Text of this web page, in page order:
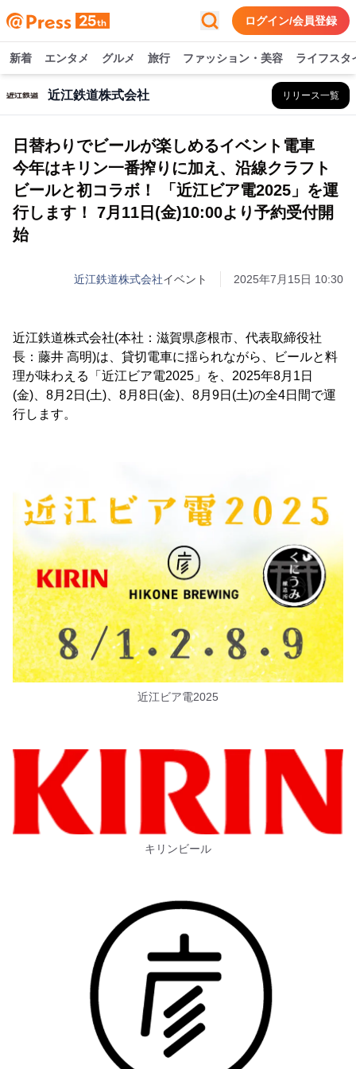
ログイン/会員登録
新着 エンタメ グルメ 旅行 ファッション・美容 ライフスタ
近江鉄道株式会社 リリース一覧
日替わりでビールが楽しめるイベント電車
今年はキリン一番搾りに加え、沿線クラフト
ビールと初コラボ！ 「近江ビア電2025」を運
行します！ 7月11日(金)10:00より予約受付開
始
近江鉄道株式会社イベント 2025年7月15日 10:30
近江鉄道株式会社(本社：滋賀県彦根市、代表取締役社
長：藤井 高明)は、貸切電車に揺られながら、ビールと料
理が味わえる「近江ビア電2025」を、2025年8月1日
(金)、8月2日(土)、8月8日(金)、8月9日(土)の全4日間で運
行します。
近江ビア電2025
キリンビール